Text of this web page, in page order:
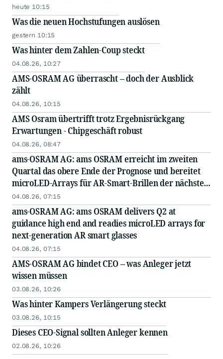
heute 10:15
Was die neuen Hochstufungen auslösen
gestern 10:15
Was hinter dem Zahlen-Coup steckt
04.08.26, 10:27
AMS-OSRAM AG überrascht – doch der Ausblick
zählt
04.08.26, 10:15
AMS Osram übertrifft trotz Ergebnisrückgang
Erwartungen - Chipgeschäft robust
04.08.26, 08:47
ams-OSRAM AG: ams OSRAM erreicht im zweiten
Quartal das obere Ende der Prognose und bereitet
microLED-Arrays für AR-Smart-Brillen der nächsten
Generation vor
04.08.26, 07:15
ams-OSRAM AG: ams OSRAM delivers Q2 at
guidance high end and readies microLED arrays for
next-generation AR smart glasses
04.08.26, 07:15
AMS-OSRAM AG bindet CEO – was Anleger jetzt
wissen müssen
03.08.26, 10:26
Was hinter Kampers Verlängerung steckt
03.08.26, 10:15
Dieses CEO-Signal sollten Anleger kennen
02.08.26, 10:26